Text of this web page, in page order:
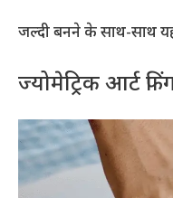
जल्दी बनने के साथ-साथ
ज्योमेट्रिक आर्ट